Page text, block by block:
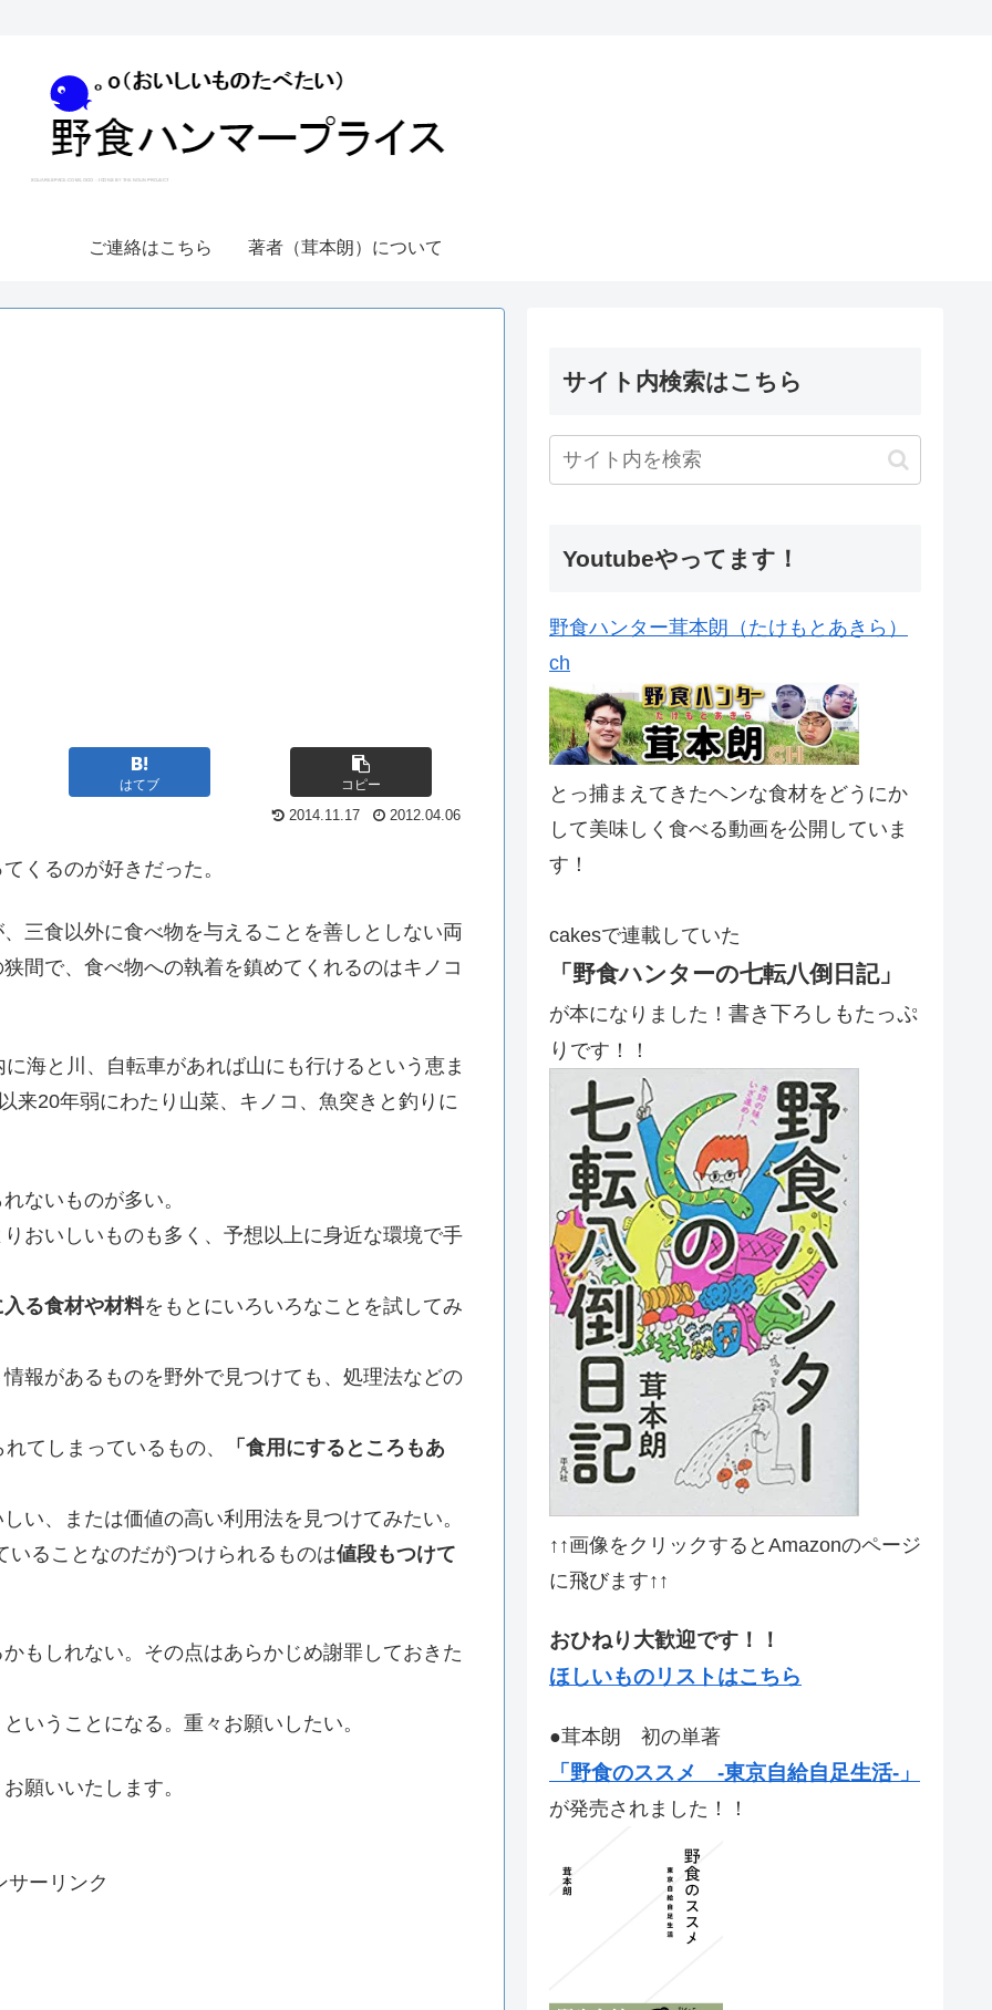
ご連絡はこちら 著者（茸本朗）について
はてブ コピー
2014.11.17 2012.04.06
くるのが好きだった。
三食以外に食べ物を与えることを善しとしない両
間で、食べ物への執着を鎮めてくれるのはキノコ
海と川、自転車があれば山にも行けるという恵ま
来20年弱にわたり山菜、キノコ、魚突きと釣りに
ないものが多い。
おいしいものも多く、予想以上に身近な環境で手
る食材や材料をもとにいろいろなことを試してみ
報があるものを野外で見つけても、処理法などの
てしまっているもの、
「食用にするところもあ
い、または価値の高い利用法を見つけてみたい。
ることなのだが)つけられるものは値段もつけて
もしれない。その点はあらかじめ謝罪しておきた
いうことになる。重々お願いしたい。
願いいたします。
サーリンク
サイト内検索はこちら
Youtubeやってます！
野食ハンター茸本朗（たけもとあきら）
ch
とっ捕まえてきたヘンな食材をどうにか
して美味しく食べる動画を公開していま
す！
cakesで連載していた
「野食ハンターの七転八倒日記」
が本になりました！ 書き下ろしもたっぷ
り です！！
↑↑画像をクリックするとAmazonのページ
に飛びます↑↑
おひねり大歓迎です！！
ほしいものリストはこちら
●茸本朗 初の単著
「野食のススメ -東京自給自足生活-」
が発売されました！！